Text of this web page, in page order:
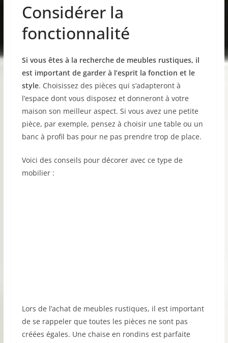
Considérer la
fonctionnalité
Si vous êtes à la recherche de meubles rustiques, il
est important de garder à l’esprit la fonction et le
style. Choisissez des pièces qui s’adapteront à
l’espace dont vous disposez et donneront à votre
maison son meilleur aspect. Si vous avez une petite
pièce, par exemple, pensez à choisir une table ou un
banc à profil bas pour ne pas prendre trop de place.
Voici des conseils pour décorer avec ce type de
mobilier :
Lors de l’achat de meubles rustiques, il est important
de se rappeler que toutes les pièces ne sont pas
créées égales. Une chaise en rondins est parfaite